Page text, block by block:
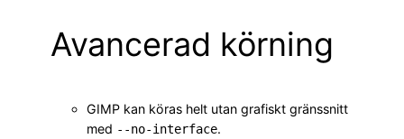
Avancerad körning
GIMP kan köras helt utan grafiskt gränssnitt
med --no-interface.